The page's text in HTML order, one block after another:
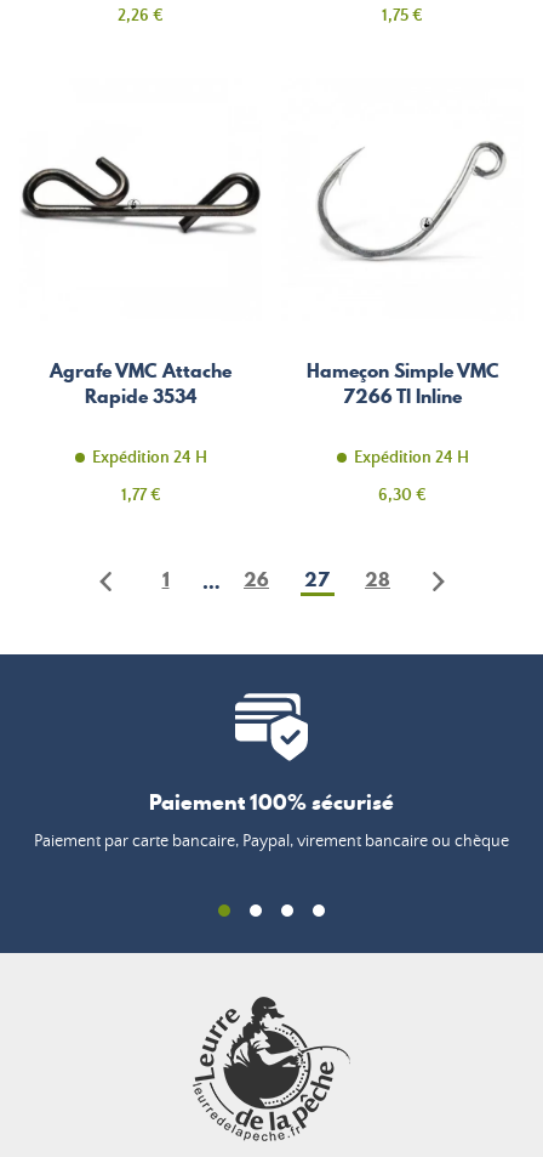
Prix
2,26 €
Prix
1,75 €
Agrafe VMC Attache
Rapide 3534
Expédition 24 H
Prix
1,77 €
Hameçon Simple VMC
7266 TI Inline
Expédition 24 H
Prix
6,30 €
1 … 26 27 28
Paiement 100% sécurisé
Paiement par carte bancaire, Paypal, virement bancaire ou chèque